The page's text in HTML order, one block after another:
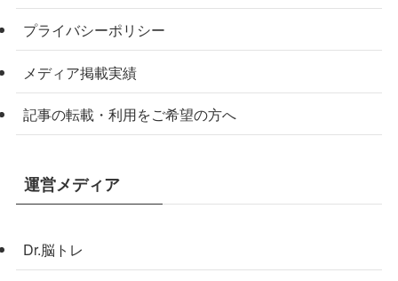
プライバシーポリシー
メディア掲載実績
記事の転載・利用をご希望の方へ
運営メディア
Dr.脳トレ